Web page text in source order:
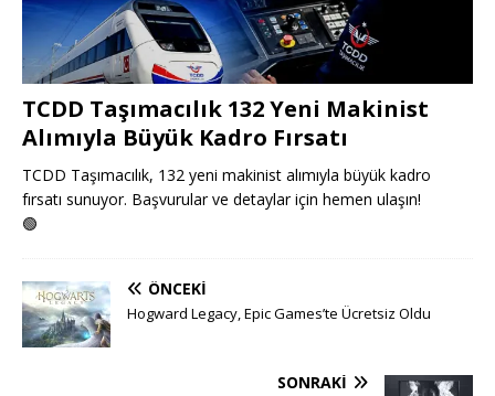
TCDD Taşımacılık 132 Yeni Makinist
Alımıyla Büyük Kadro Fırsatı
TCDD Taşımacılık, 132 yeni makinist alımıyla büyük kadro
fırsatı sunuyor. Başvurular ve detaylar için hemen ulaşın!
🟢
ÖNCEKI
Hogward Legacy, Epic Games’te Ücretsiz Oldu
SONRAKI